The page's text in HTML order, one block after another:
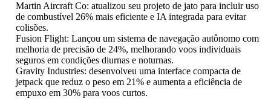
Martin Aircraft Co: atualizou seu projeto de jato para incluir uso
de combustível 26% mais eficiente e IA integrada para evitar
colisões.
Fusion Flight: Lançou um sistema de navegação autônomo com
melhoria de precisão de 24%, melhorando voos individuais
seguros em condições diurnas e noturnas.
Gravity Industries: desenvolveu uma interface compacta de
jetpack que reduz o peso em 21% e aumenta a eficiência de
empuxo em 30% para voos curtos.